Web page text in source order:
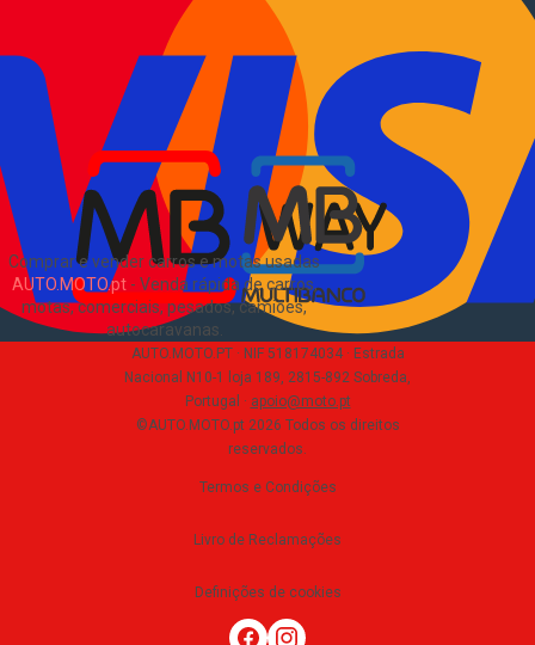
Comprar e vender carros e motas usadas
AUTO.MOTO.pt- Venda rápida de carros,
motas, comerciais, pesados, camiões,
autocaravanas
Como comprar e vender
Pacotes de anúncios
Verificar VIN e matrícula
Sitemap
EN
Sobre Nós
AUTO.MOTO.PT · NIF 518174034 · Estrada
Nacional N10-1 loja 189, 2815-892 Sobreda,
Portugal · apoio@moto.pt
©AUTO.MOTO.pt 2026 Todos os direitos
reservados.
Termos e Condições
Livro de Reclamações
Definições de cookies